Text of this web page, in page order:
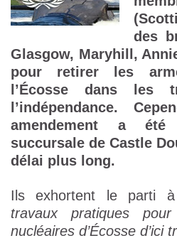
des
Glasgow, Maryhill,
pour retirer les
l’Écosse dans les
l’indépendance.
amendement a
succursale de Castle
délai plus long.
Ils exhortent le parti
travaux pratiques
nucléaires d’Écosse d’ici